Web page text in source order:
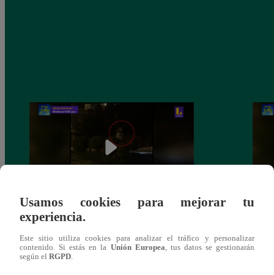
Sofía Franco ocasiona triple choque en
Usamos cookies para mejorar tu
experiencia.
Este sitio utiliza cookies para analizar el tráfico y personalizar
contenido. Si estás en la Unión Europea, tus datos se gestionarán
según el RGPD.